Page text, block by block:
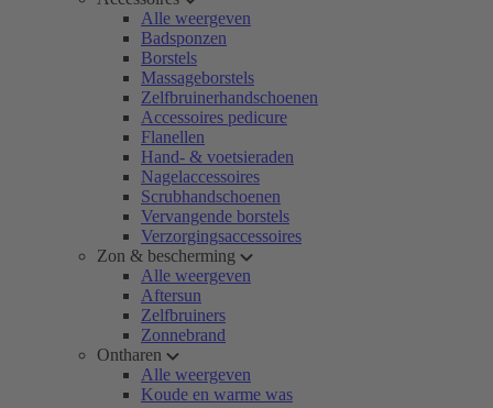
Alle weergeven
Badsponzen
Borstels
Massageborstels
Zelfbruinerhandschoenen
Accessoires pedicure
Flanellen
Hand- & voetsieraden
Nagelaccessoires
Scrubhandschoenen
Vervangende borstels
Verzorgingsaccessoires
Zon & bescherming
Alle weergeven
Aftersun
Zelfbruiners
Zonnebrand
Ontharen
Alle weergeven
Koude en warme was